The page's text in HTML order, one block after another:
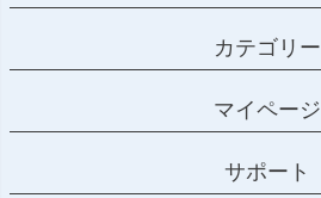
カテゴリー
マイページ
サポート